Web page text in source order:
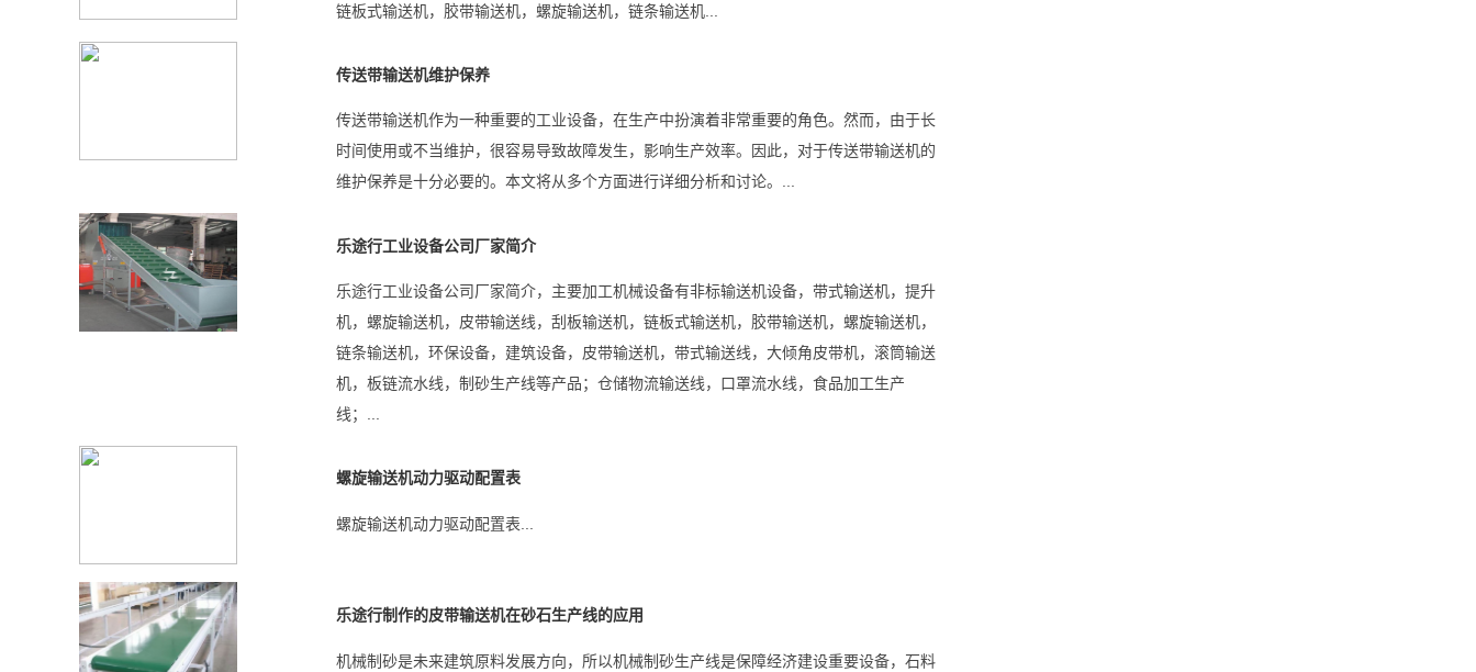
链板式输送机，胶带输送机，螺旋输送机，链条输送机...
传送带输送机维护保养
传送带输送机作为一种重要的工业设备，在生产中扮演着非常重要的角色。然而，由于长
时间使用或不当维护，很容易导致故障发生，影响生产效率。因此，对于传送带输送机的
维护保养是十分必要的。本文将从多个方面进行详细分析和讨论。...
乐途行工业设备公司厂家简介
乐途行工业设备公司厂家简介，主要加工机械设备有非标输送机设备，带式输送机，提升
机，螺旋输送机，皮带输送线，刮板输送机，链板式输送机，胶带输送机，螺旋输送机，
链条输送机，环保设备，建筑设备，皮带输送机，带式输送线，大倾角皮带机，滚筒输送
机，板链流水线，制砂生产线等产品；仓储物流输送线，口罩流水线，食品加工生产
线；...
螺旋输送机动力驱动配置表
螺旋输送机动力驱动配置表...
乐途行制作的皮带输送机在砂石生产线的应用
机械制砂是未来建筑原料发展方向，所以机械制砂生产线是保障经济建设重要设备，石料